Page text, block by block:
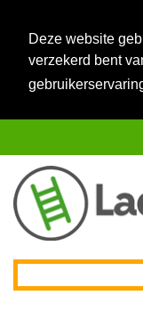
Deze website
verzekerd bent